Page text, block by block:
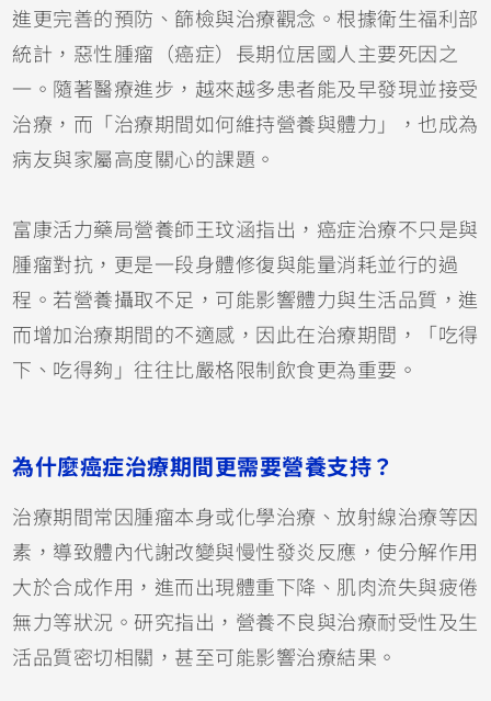
進更完善的預防、篩檢與治療觀念。根據衛生福利部
統計，惡性腫瘤（癌症）長期位居國人主要死因之
一。隨著醫療進步，越來越多患者能及早發現並接受
治療，而「治療期間如何維持營養與體力」，也成為
病友與家屬高度關心的課題。
富康活力藥局營養師王玟涵指出，癌症治療不只是與
腫瘤對抗，更是一段身體修復與能量消耗並行的過
程。若營養攝取不足，可能影響體力與生活品質，進
而增加治療期間的不適感，因此在治療期間，「吃得
下、吃得夠」往往比嚴格限制飲食更為重要。
為什麼癌症治療期間更需要營養支持？
治療期間常因腫瘤本身或化學治療、放射線治療等因
素，導致體內代謝改變與慢性發炎反應，使分解作用
大於合成作用，進而出現體重下降、肌肉流失與疲倦
無力等狀況。研究指出，營養不良與治療耐受性及生
活品質密切相關，甚至可能影響治療結果。